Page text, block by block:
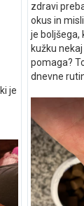
je
zdravi
okus in
je boljšega,
kužku
pomaga?
dnevne